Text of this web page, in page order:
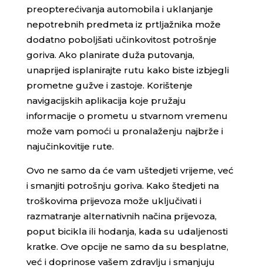
preopterećivanja automobila i uklanjanje
nepotrebnih predmeta iz prtljažnika može
dodatno poboljšati učinkovitost potrošnje
goriva. Ako planirate duža putovanja,
unaprijed isplanirajte rutu kako biste izbjegli
prometne gužve i zastoje. Korištenje
navigacijskih aplikacija koje pružaju
informacije o prometu u stvarnom vremenu
može vam pomoći u pronalaženju najbrže i
najučinkovitije rute.
Ovo ne samo da će vam uštedjeti vrijeme, već
i smanjiti potrošnju goriva. Kako štedjeti na
troškovima prijevoza može uključivati i
razmatranje alternativnih načina prijevoza,
poput bicikla ili hodanja, kada su udaljenosti
kratke. Ove opcije ne samo da su besplatne,
već i doprinose vašem zdravlju i smanjuju